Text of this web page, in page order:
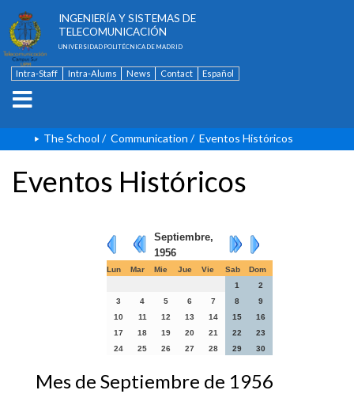
INGENIERÍA Y SISTEMAS DE
TELECOMUNICACIÓN
UNIVERSIDAD POLITÉCNICA DE MADRID
Intra-Staff Intra-Alums News Contact Español
The School / Communication / Eventos Históricos
Eventos Históricos
Septiembre,
1956
Lun Mar Mie Jue Vie Sab
Dom
1
2
3
4 5 6 7 8
9
10
11 12 13 14 15
16
17
18 19 20 21 22
23
24
25 26 27 28 29 30
Mes de Septiembre de 1956